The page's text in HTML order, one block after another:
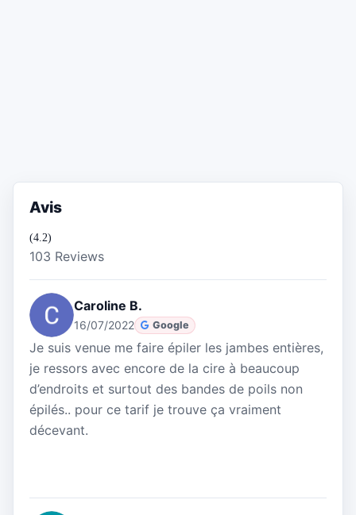
Avis
(4.2)
103 Reviews
Caroline B.
16/07/2022 Google
Je suis venue me faire épiler les jambes entières,
je ressors avec encore de la cire à beaucoup
d’endroits et surtout des bandes de poils non
épilés.. pour ce tarif je trouve ça vraiment
décevant.